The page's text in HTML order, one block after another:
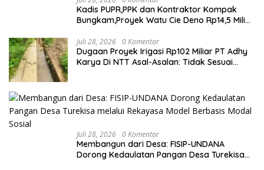
Kadis PUPR,PPK dan Kontraktor Kompak
Bungkam,Proyek Watu Cie Deno Rp14,5 Miliar
Juli 28, 2026 0 Komentar
Dugaan Proyek Irigasi Rp102 Miliar PT Adhy
Karya Di NTT Asal-Asalan: Tidak Sesuai
Juli 28, 2026 0 Komentar
Membangun dari Desa: FISIP-UNDANA
Dorong Kedaulatan Pangan Desa Turekisa